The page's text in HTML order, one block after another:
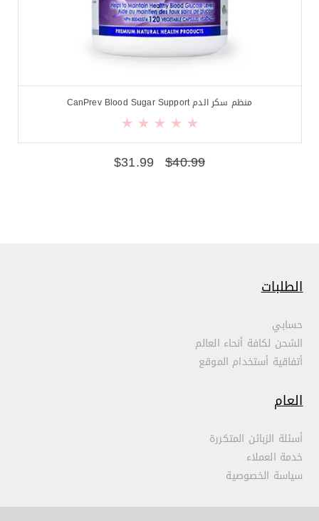
منظم سكر الدم CanPrev Blood Sugar Support
$40.99
$31.99
الطلبات
حسابي
الشحن لكافة أنحاء العالم
أتفاقية أستخدام الموقع
العام
أسئلة الزبائن المتكررة
خدمة العملاء
سياسة الخصوصية